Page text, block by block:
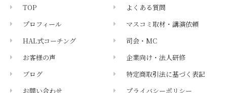
TOP
プロフィール
HAL式コーチング
お客様の声
ブログ
お問い合わせ
よくある質問
マスコミ取材・講演依頼
司会・MC
企業向け・法人研修
特定商取引法に基づく表記
プライバシーポリシー